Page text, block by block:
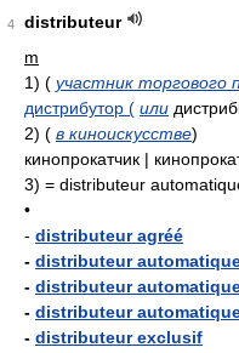
4
distributeur
m
1) ( участник торгового
дистрибутор ( или
2) ( в киноискусстве)
кинопрокатчик |
3) = distributeur
•
- distributeur agréé
- distributeur
- distributeur
- distributeur
- distributeur exclusif